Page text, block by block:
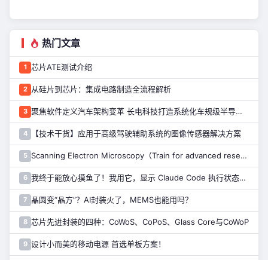
热门文章
1 芯片ATE测试介绍
2 从硅片到芯片：集成电路制造全流程解析
3 聚焦软件定义汽车架构变革 长电科技打造系统化车规级半导体封测能力
4 【技术干货】应用于高级驾驶辅助系统的图像传感器解决方案
5 Scanning Electron Microscopy（Train for advanced research）扫描电子显微镜介绍（二）
6 我终于能放心摸鱼了！我用它，显示 Claude Code 执行状态……
7 晶圆变“晶方”？AI封装火了，MEMS也能用吗？
8 芯片先进封装的四种：CoWoS、CoPoS、Glass Core与CoWoP
9 设计小而美的移动电源 首选单板方案！